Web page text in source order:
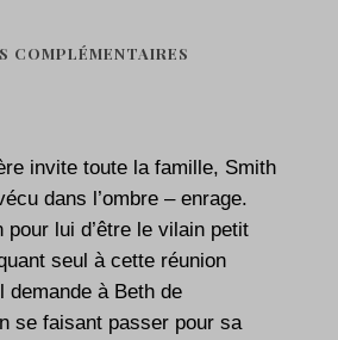
COMPLÉMENTAIRES
invite toute la famille, Smith
dans l’ombre – enrage.
pour lui d’être le vilain petit
seul à cette réunion
demande à Beth de
se faisant passer pour sa